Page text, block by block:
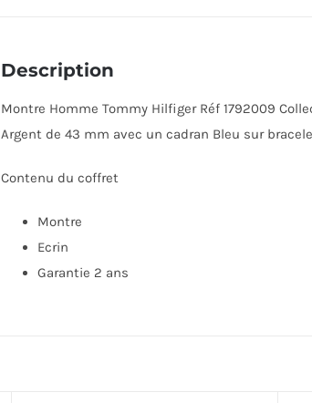
Description
Montre Homme Tommy Hilfiger Réf 1792009
Argent de 43 mm avec un cadran Bleu sur
Contenu du coffret
Montre
Ecrin
Garantie 2 ans